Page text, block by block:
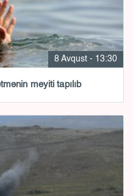
8 Avqust - 13:30
meyiti tapılıb